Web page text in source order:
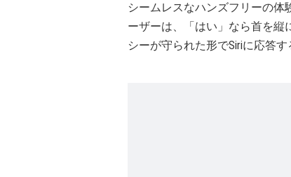
シームレスなハンズフリーの体
ーザーは、「はい」なら首を
シーが守られた形でSiriに応答す